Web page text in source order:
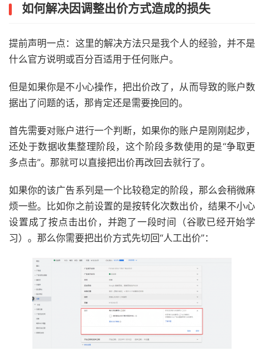
如何解决因调整出价方式造成的损失
提前声明一点：这里的解决方法只是我个人的经验，并不是
什么官方说明或百分百适用于任何账户。
但是如果你是不小心操作，把出价改了，从而导致的账户数
据出了问题的话，那肯定还是需要挽回的。
首先需要对账户进行一个判断，如果你的账户是刚刚起步，
还处于数据收集整理阶段，这个阶段多数使用的是“争取更
多点击”。那就可以直接把出价再改回去就行了。
如果你的该广告系列是一个比较稳定的阶段，那么会稍微麻
烦一些。比如你之前设置的是按转化次数出价，结果不小心
设置成了按点击出价，并跑了一段时间（谷歌已经开始学
习）。那么你需要把出价方式先切回“人工出价”：